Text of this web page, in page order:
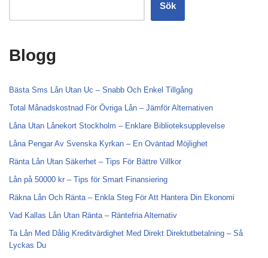
Sök
Blogg
Bästa Sms Lån Utan Uc – Snabb Och Enkel Tillgång
Total Månadskostnad För Övriga Lån – Jämför Alternativen
Låna Utan Lånekort Stockholm – Enklare Biblioteksupplevelse
Låna Pengar Av Svenska Kyrkan – En Oväntad Möjlighet
Ränta Lån Utan Säkerhet – Tips För Bättre Villkor
Lån på 50000 kr – Tips för Smart Finansiering
Räkna Lån Och Ränta – Enkla Steg För Att Hantera Din Ekonomi
Vad Kallas Lån Utan Ränta – Räntefria Alternativ
Ta Lån Med Dålig Kreditvärdighet Med Direkt Direktutbetalning – Så
Lyckas Du